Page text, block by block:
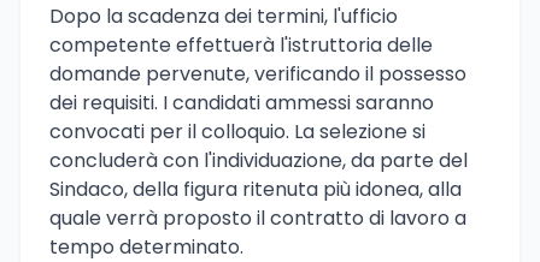
Dopo la scadenza dei termini, l'ufficio
competente effettuerà l'istruttoria delle
domande pervenute, verificando il possesso
dei requisiti. I candidati ammessi saranno
convocati per il colloquio. La selezione si
concluderà con l'individuazione, da parte del
Sindaco, della figura ritenuta più idonea, alla
quale verrà proposto il contratto di lavoro a
tempo determinato.